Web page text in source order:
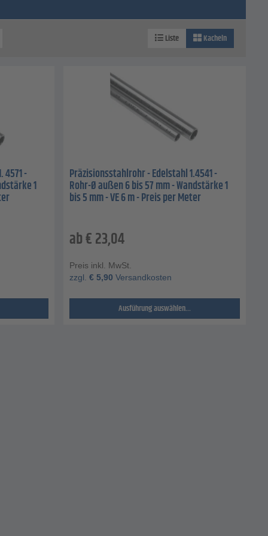
Liste Kacheln
-
1
Präzisionsstahlrohr - Edelstahl 1.4541 -
Rohr-Ø außen 6 bis 57 mm - Wandstärke 1
bis 5 mm - VE 6 m - Preis per Meter
ab€23,04
Preis inkl. MwSt.
zzgl. € 5,90 Versandkosten
Ausführung auswählen...